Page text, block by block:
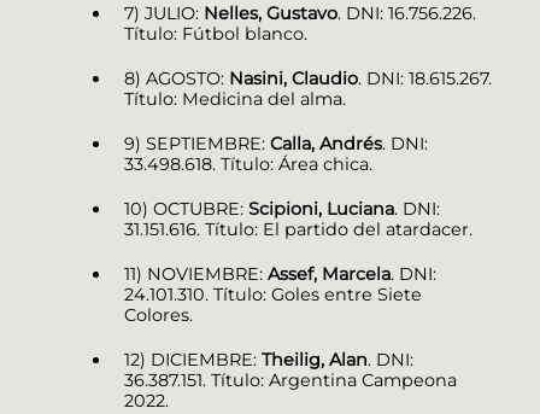
7) JULIO: Nelles, Gustavo. DNI: 16.756.226.
Título: Fútbol blanco.
8) AGOSTO: Nasini, Claudio. DNI: 18.615.267.
Título: Medicina del alma.
9) SEPTIEMBRE: Calla, Andrés. DNI:
33.498.618. Título: Área chica.
10) OCTUBRE: Scipioni, Luciana. DNI:
31.151.616. Título: El partido del atardacer.
11) NOVIEMBRE: Assef, Marcela. DNI:
24.101.310. Título: Goles entre Siete
Colores.
12) DICIEMBRE: Theilig, Alan. DNI:
36.387.151. Título: Argentina Campeona
2022.